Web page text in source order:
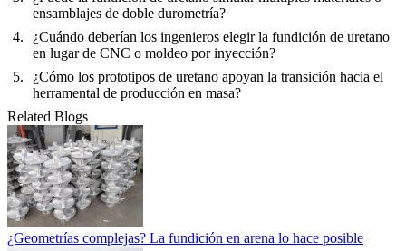
ensamblajes de doble durometría?
¿Cuándo deberían los ingenieros elegir la fundición de uretano
en lugar de CNC o moldeo por inyección?
¿Cómo los prototipos de uretano apoyan la transición hacia el
herramental de producción en masa?
Related Blogs
¿Geometrías complejas? La fundición en arena lo hace posible